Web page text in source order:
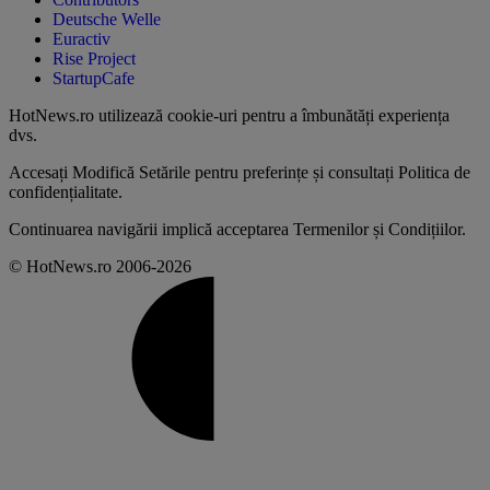
Deutsche Welle
Euractiv
Rise Project
StartupCafe
HotNews.ro utilizează cookie-uri pentru a îmbunătăți experiența
dvs.
Accesați Modifică Setările pentru preferințe și consultați Politica de
confidențialitate.
Continuarea navigării implică acceptarea Termenilor și Condițiilor.
© HotNews.ro 2006-2026